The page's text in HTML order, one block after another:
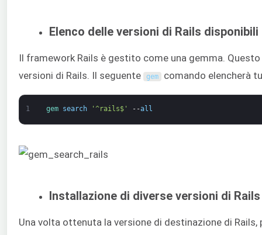
Elenco delle versioni di Rails disponibili
Il framework Rails è gestito come una gemma.
versioni di Rails. Il seguente
gem comando elencherà
1 gem search '^rails$' --all
Installazione di diverse versioni di Rails
Una volta ottenuta la versione di destinazione di